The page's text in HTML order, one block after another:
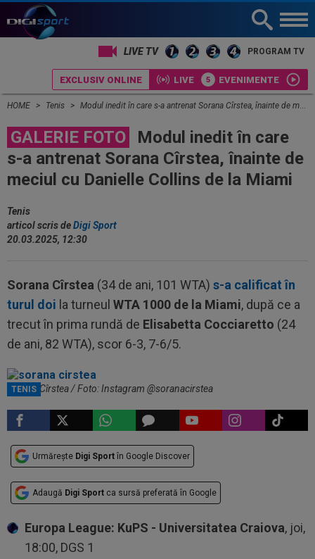
LIVE TV PROGRAM TV
EXCLUSIV ONLINE LIVE EVENIMENTE
HOME Tenis Modul inedit în care s-a antrenat Sorana Cîrstea, înainte de meciul cu Danielle Collins de la Miami
GALERIE FOTO
Modul inedit în care
s-a antrenat Sorana Cîrstea, înainte de
meciul cu Danielle Collins de la Miami
Tenis
articol scris deDigi Sport
20.03.2025, 12:30
Sorana Cîrstea (34 de ani, 101 WTA) s-a calificat în
turul doi la turneul WTA 1000 de la Miami, după ce a
trecut în prima rundă de Elisabetta Cocciaretto (24
de ani, 82 WTA), scor 6-3, 7-6/5.
TENIS
Sorana Cîrstea / Foto: Instagram @soranacirstea
Urmărește Digi Sport în Google Discover
Adaugă Digi Sport ca sursă preferată în Google
Europa League: KuPS - Universitatea Craiova, joi,
18:00, DGS 1